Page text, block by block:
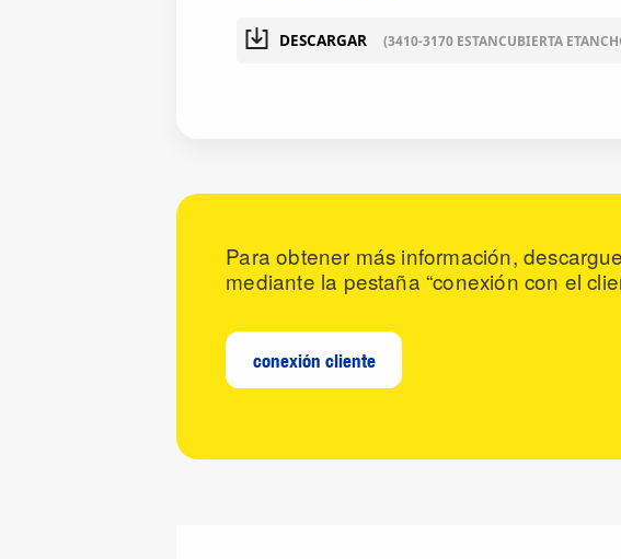
DESCARGAR (3410-3170 ESTANCUBIERTA
Para obtener más información,
mediante la pestaña “conexión con el
conexión cliente